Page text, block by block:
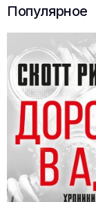
Популярное